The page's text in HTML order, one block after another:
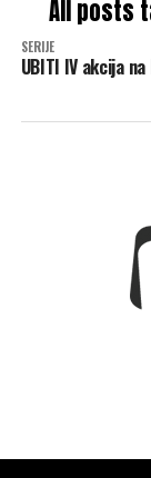
All posts
SERIJE
UBITI IV akcija na